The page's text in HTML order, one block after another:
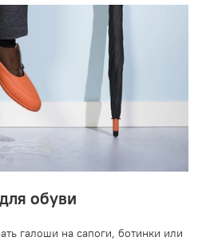
обуви
галоши на сапоги, ботинки или